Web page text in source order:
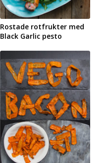
Rostade rotfrukter med
Black Garlic pesto